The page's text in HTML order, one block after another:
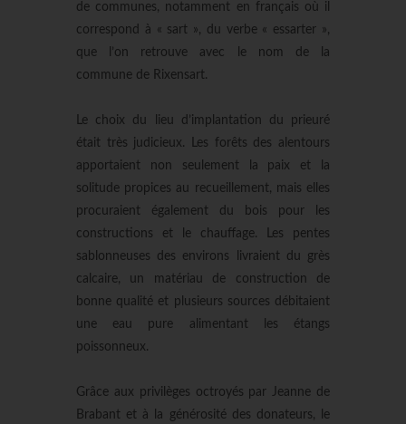
de communes, notamment en français où il
correspond à « sart », du verbe « essarter »,
que l’on retrouve avec le nom de la
commune de Rixensart.
Le choix du lieu d’implantation du prieuré
était très judicieux. Les forêts des alentours
apportaient non seulement la paix et la
solitude propices au recueillement, mais elles
procuraient également du bois pour les
constructions et le chauffage. Les pentes
sablonneuses des environs livraient du grès
calcaire, un matériau de construction de
bonne qualité et plusieurs sources débitaient
une eau pure alimentant les étangs
poissonneux.
Grâce aux privilèges octroyés par Jeanne de
Brabant et à la générosité des donateurs, le